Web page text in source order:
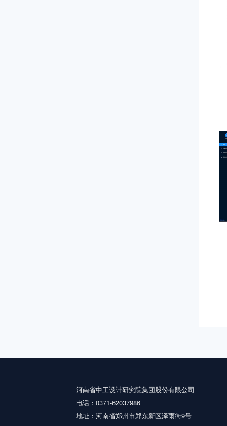
河南省中工设计研究院集团股份有限公司
电话：0371-62037986
地址：河南省郑州市郑东新区泽雨街9号